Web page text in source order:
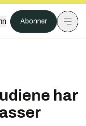
Abonner
har